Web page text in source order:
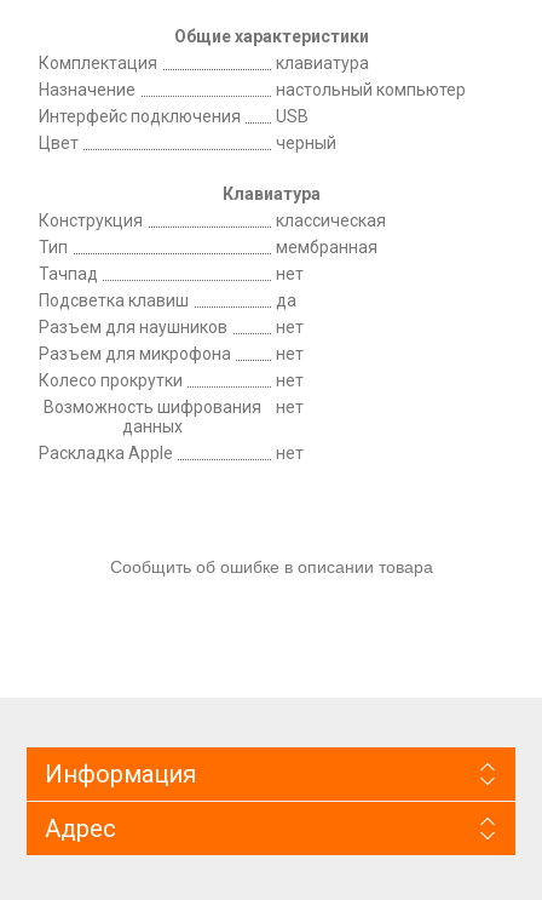
Общие характеристики
Комплектация
клавиатура
Назначение
настольный компьютер
Интерфейс подключения
USB
Цвет
черный
Клавиатура
Конструкция
классическая
Тип
мембранная
Тачпад
нет
Подсветка клавиш
да
Разъем для наушников
нет
Разъем для микрофона
нет
Колесо прокрутки
нет
Возможность шифрования
данных
нет
Раскладка Apple нет
Сообщить об ошибке в описании товара
Информация
Адрес